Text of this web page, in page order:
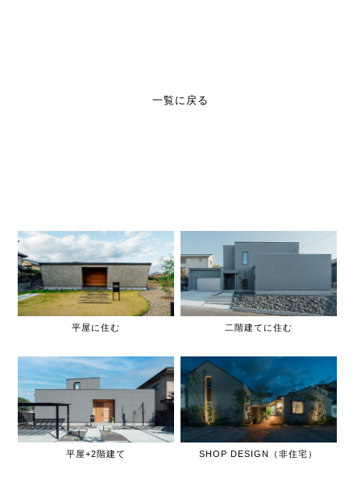
一覧に戻る
平屋に住む 二階建てに住む
平屋+2階建て SHOP DESIGN（非住宅）